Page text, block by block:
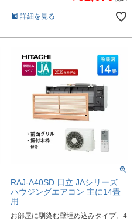
詳細を見る
RAJ-A40SD 日立 JAシリーズ
ハウジングエアコン 主に14畳
用
お部屋に馴染む壁埋め込みタイプ。4